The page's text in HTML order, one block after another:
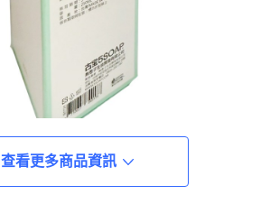
查看更多商品資訊